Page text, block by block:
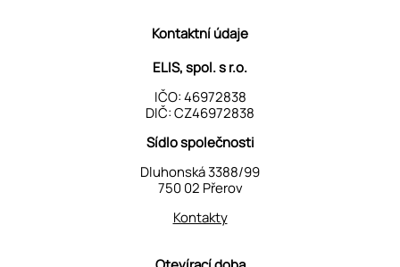
Kontaktní údaje
ELIS, spol. s r.o.
IČO: 46972838
DIČ: CZ46972838
Sídlo společnosti
Dluhonská 3388/99
750 02 Přerov
Kontakty